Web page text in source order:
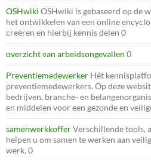
OSHwiki OSHwiki is gebaseerd op de
het ontwikkelen van een online
creëren en hierbij kennis delen 0
overzicht van arbeidsongevallen 0
Preventiemedewerker Hét
preventiemedewerkers. Op deze
bedrijven, branche- en
en middelen voor een gezonde en
samenwerkkofferVerschillende tools,
helpen u om samen te werken aan
werk. 0